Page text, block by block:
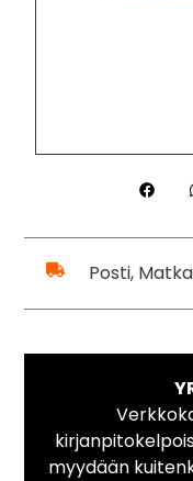
Posti,
myydään